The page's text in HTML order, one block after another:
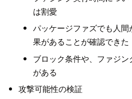
は割愛
パッケージファズでも人
果があることが確認できた
ブロック条件や、ファジ
がある
攻撃可能性の検証